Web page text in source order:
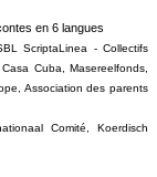
en 6 langues
ScriptaLinea - Collectifs
Cuba, Masereelfonds,
Association des parents
Comité, Koerdisch